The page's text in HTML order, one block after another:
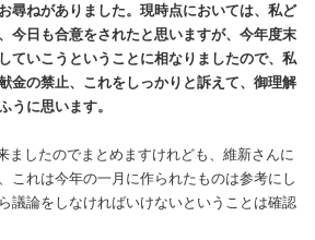
尋ねがありました。現時点においては、私ど
今日も合意をされたと思いますが、今年度末
ていこうということに相なりましたので、私
金の禁止、これをしっかりと訴えて、御理解
うに思います。
ましたのでまとめますけれども、維新さんに
これは今年の一月に作られたものは参考にし
議論をしなければいけないということは確認